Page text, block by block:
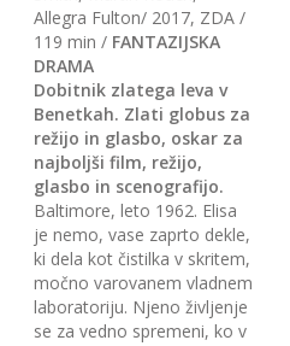
Allegra Fulton/ 2017, ZDA /
119 min / FANTAZIJSKA
DRAMA
Dobitnik zlatega leva v
Benetkah. Zlati globus za
režijo in glasbo, oskar za
najboljši film, režijo,
glasbo in scenografijo.
Baltimore, leto 1962. Elisa
je nemo, vase zaprto dekle,
ki dela kot čistilka v skritem,
močno varovanem vladnem
laboratoriju. Njeno življenje
se za vedno spremeni, ko v